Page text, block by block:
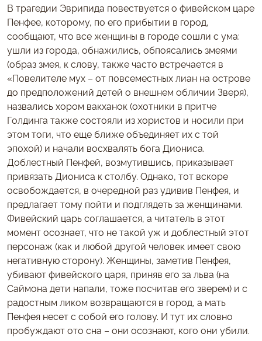
В трагедии Эврипида повествуется о фивейском царе
Пенфее, которому, по его прибытии в город,
сообщают, что все женщины в городе сошли с ума:
ушли из города, обнажились, обпоясались змеями
(образ змея, к слову, также часто встречается в
«Повелителе мух – от повсеместных лиан на острове
до предположений детей о внешнем обличии Зверя),
назвались хором вакханок (охотники в притче
Голдинга также состояли из хористов и носили при
этом тоги, что еще ближе объединяет их с той
эпохой) и начали восхвалять бога Диониса.
Доблестный Пенфей, возмутившись, приказывает
привязать Диониса к столбу. Однако, тот вскоре
освобождается, в очередной раз удивив Пенфея, и
предлагает тому пойти и подглядеть за женщинами.
Фивейский царь соглашается, а читатель в этот
момент осознает, что не такой уж и доблестный этот
персонаж (как и любой другой человек имеет свою
негативную сторону). Женщины, заметив Пенфея,
убивают фивейского царя, приняв его за льва (на
Саймона дети напали, тоже посчитав его зверем) и с
радостным ликом возвращаются в город, а мать
Пенфея несет с собой его голову. И тут их словно
пробуждают ото сна – они осознают, кого они убили.